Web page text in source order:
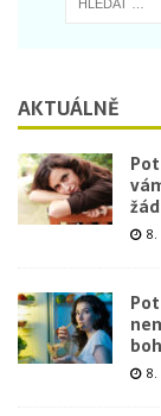
AKTUÁLNĚ
8.
8.